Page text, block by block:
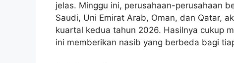
jelas. Minggu ini, perusahaan-perusahaan
Saudi, Uni Emirat Arab, Oman, dan Qatar,
kuartal kedua tahun 2026. Hasilnya cukup
ini memberikan nasib yang berbeda bagi